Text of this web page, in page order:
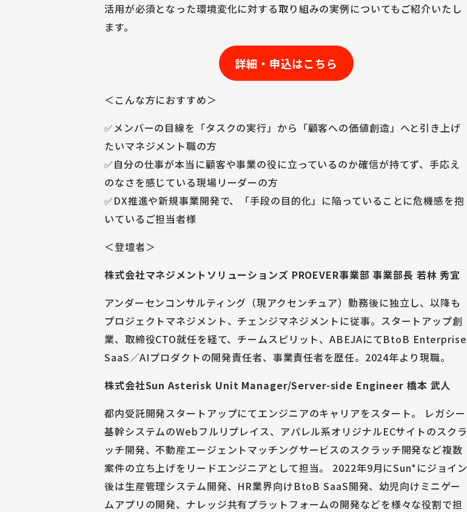
活用が必須となった環境変化に対する取り組みの実例についてもご紹介いたし
ます。
詳細・申込はこちら
＜こんな方におすすめ＞
✅メンバーの目線を「タスクの実行」から「顧客への価値創造」へと引き上げ
たいマネジメント職の方
✅自分の仕事が本当に顧客や事業の役に立っているのか確信が持てず、手応え
のなさを感じている現場リーダーの方
✅DX推進や新規事業開発で、「手段の目的化」に陥っていることに危機感を抱
いているご担当者様
＜登壇者＞
株式会社マネジメントソリューションズ PROEVER事業部 事業部長 若林 秀宜
アンダーセンコンサルティング（現アクセンチュア）勤務後に独立し、以降も
プロジェクトマネジメント、チェンジマネジメントに従事。スタートアップ創
業、取締役CTO就任を経て、チームスピリット、ABEJAにてBtoB Enterprise
SaaS／AIプロダクトの開発責任者、事業責任者を歴任。2024年より現職。
株式会社Sun Asterisk Unit Manager/Server-side Engineer 橋本 武人
都内受託開発スタートアップにてエンジニアのキャリアをスタート。 レガシー
基幹システムのWebフルリプレイス、アパレル系オリジナルECサイトのスクラ
ッチ開発、不動産エージェントマッチングサービスのスクラッチ開発など複数
案件の立ち上げをリードエンジニアとして担当。 2022年9月にSun*にジョイン
後は生産管理システム開発、HR業界向けBtoB SaaS開発、幼児向けミニゲー
ムアプリの開発、ナレッジ共有プラットフォームの開発などを様々な役割で担